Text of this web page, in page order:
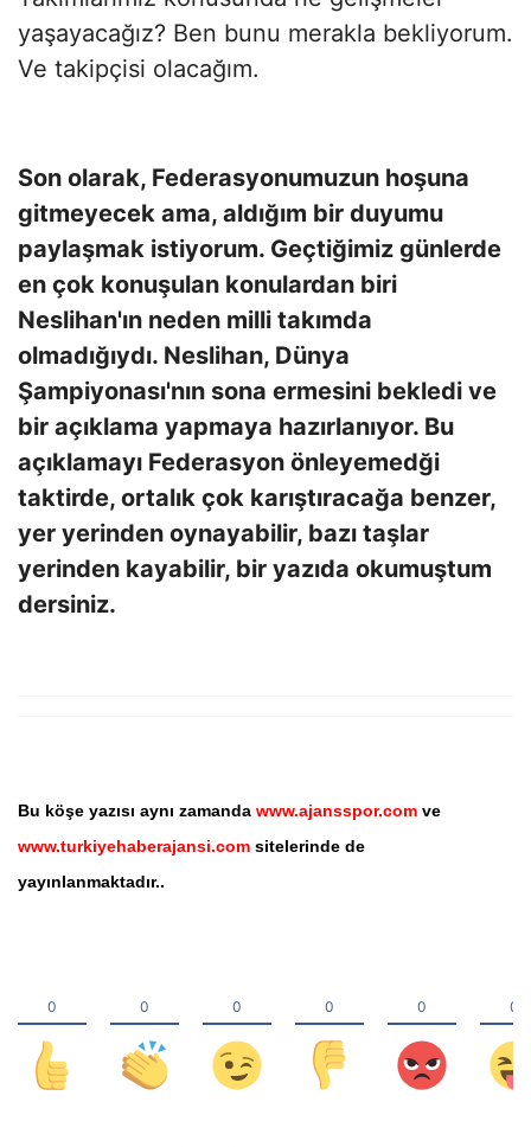
yaşayacağız? Ben bunu merakla bekliyorum.
Ve takipçisi olacağım.
Son olarak, Federasyonumuzun hoşuna
gitmeyecek ama, aldığım bir duyumu
paylaşmak istiyorum. Geçtiğimiz günlerde
en çok konuşulan konulardan biri
Neslihan'ın neden milli takımda
olmadığıydı. Neslihan, Dünya
Şampiyonası'nın sona ermesini bekledi ve
bir açıklama yapmaya hazırlanıyor. Bu
açıklamayı Federasyon önleyemedği
taktirde, ortalık çok karıştıracağa benzer,
yer yerinden oynayabilir, bazı taşlar
yerinden kayabilir, bir yazıda okumuştum
dersiniz.
Bu köşe yazısı aynı zamanda www.ajansspor.com ve
www.turkiyehaberajansi.com sitelerinde de
yayınlanmaktadır..